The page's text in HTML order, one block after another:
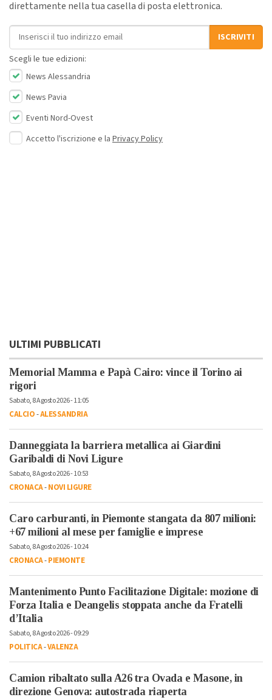
direttamente nella tua casella di posta elettronica.
Indirizzo email
ISCRIVITI
Scegli le tue edizioni:
News Alessandria
News Pavia
Eventi Nord-Ovest
Accetto l'iscrizione e la Privacy Policy
ULTIMI PUBBLICATI
Memorial Mamma e Papà Cairo: vince il Torino ai
rigori
Sabato, 8 Agosto 2026 - 11:05
CALCIO-ALESSANDRIA
Danneggiata la barriera metallica ai Giardini
Garibaldi di Novi Ligure
Sabato, 8 Agosto 2026 - 10:53
CRONACA-NOVI LIGURE
Caro carburanti, in Piemonte stangata da 807 milioni:
+67 milioni al mese per famiglie e imprese
Sabato, 8 Agosto 2026 - 10:24
CRONACA-PIEMONTE
Mantenimento Punto Facilitazione Digitale: mozione di
Forza Italia e Deangelis stoppata anche da Fratelli
d’Italia
Sabato, 8 Agosto 2026 - 09:29
POLITICA-VALENZA
Camion ribaltato sulla A26 tra Ovada e Masone, in
direzione Genova: autostrada riaperta